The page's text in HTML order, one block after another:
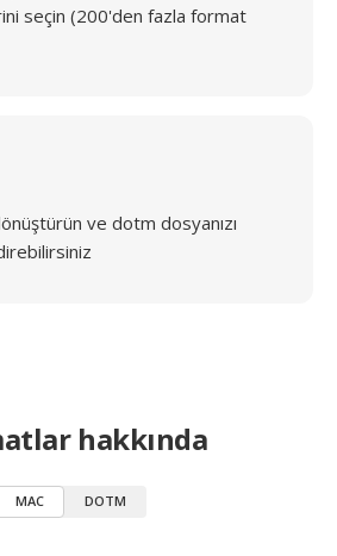
seçin (200'den fazla format
ve dotm dosyanızı
hakkında
MAC DOTM